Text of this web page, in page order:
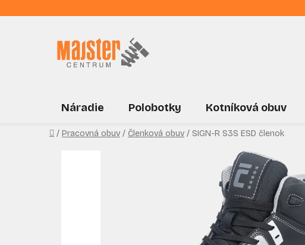
na
Náradie Polobotky Kotníková obuv
Domov
/ Pracovná obuv / Členková obuv / SIGN-R S3S ESD členok